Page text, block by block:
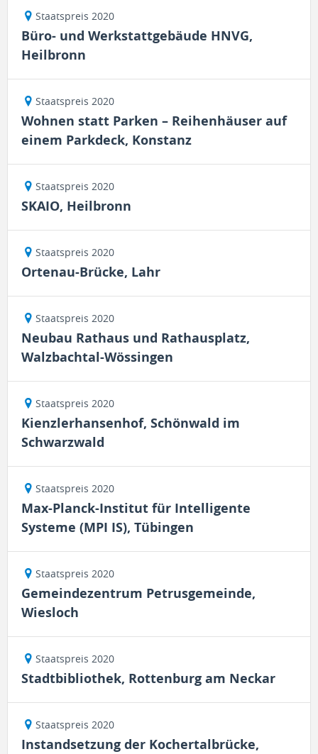
Staatspreis 2020
Büro- und Werkstattgebäude HNVG,
Heilbronn
Staatspreis 2020
Wohnen statt Parken – Reihenhäuser auf
einem Parkdeck, Konstanz
Staatspreis 2020
SKAIO, Heilbronn
Staatspreis 2020
Ortenau-Brücke, Lahr
Staatspreis 2020
Neubau Rathaus und Rathausplatz,
Walzbachtal-Wössingen
Staatspreis 2020
Kienzlerhansenhof, Schönwald im
Schwarzwald
Staatspreis 2020
Max-Planck-Institut für Intelligente
Systeme (MPI IS), Tübingen
Staatspreis 2020
Gemeindezentrum Petrusgemeinde,
Wiesloch
Staatspreis 2020
Stadtbibliothek, Rottenburg am Neckar
Staatspreis 2020
Instandsetzung der Kochertalbrücke,